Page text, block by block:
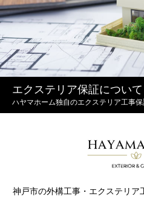
エクステリア保証について
ハヤマホーム独自のエクステリア工事保
神戸市の外構工事・エクステリ